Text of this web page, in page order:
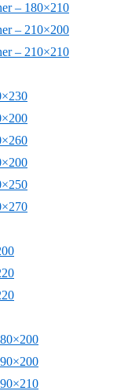
– 180×210
– 210×200
– 210×210